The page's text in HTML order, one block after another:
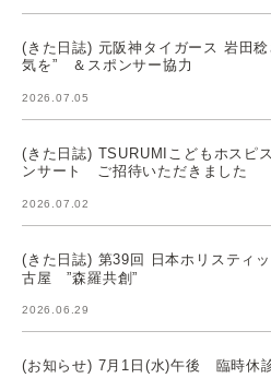
(きた日誌) 元阪神タイガース 岩田
気を” ＆スポンサー協力
2026.07.05
(きた日誌) TSURUMIこどもホスピ
ンサート ご招待いただきました
2026.07.02
(きた日誌) 第39回 日本ホリスティ
古屋 ”森羅共創”
2026.06.29
(お知らせ) 7月1日(水)午後 臨時休